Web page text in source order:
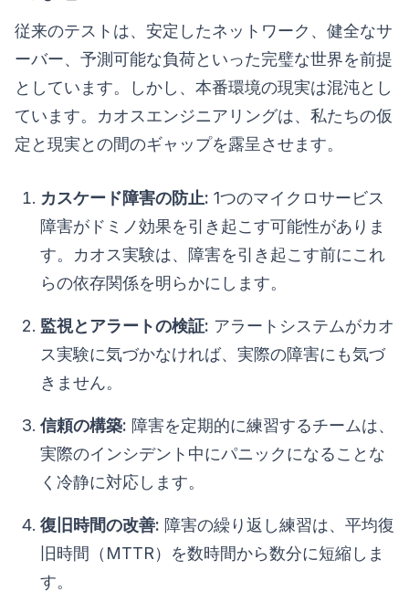
従来のテストは、安定したネットワーク、健全なサ
ーバー、予測可能な負荷といった完璧な世界を前提
としています。しかし、本番環境の現実は混沌とし
ています。カオスエンジニアリングは、私たちの仮
定と現実との間のギャップを露呈させます。
カスケード障害の防止: 1つのマイクロサービス
障害がドミノ効果を引き起こす可能性がありま
す。カオス実験は、障害を引き起こす前にこれ
らの依存関係を明らかにします。
監視とアラートの検証: アラートシステムがカオ
ス実験に気づかなければ、実際の障害にも気づ
きません。
信頼の構築: 障害を定期的に練習するチームは、
実際のインシデント中にパニックになることな
く冷静に対応します。
復旧時間の改善: 障害の繰り返し練習は、平均復
旧時間（MTTR）を数時間から数分に短縮しま
す。